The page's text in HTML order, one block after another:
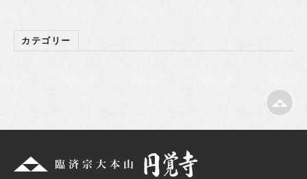
カテゴリー